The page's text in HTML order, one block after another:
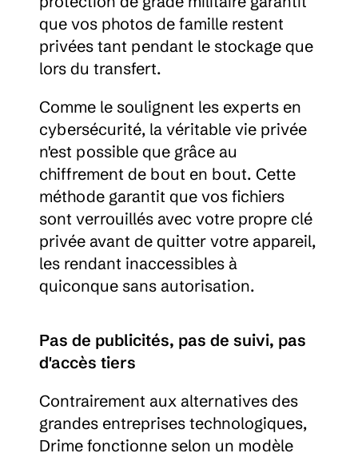
que vos photos de famille restent
privées tant pendant le stockage que
lors du transfert.
Comme le soulignent les experts en
cybersécurité, la véritable vie privée
n'est possible que grâce au
chiffrement de bout en bout. Cette
méthode garantit que vos fichiers
sont verrouillés avec votre propre clé
privée avant de quitter votre appareil,
les rendant inaccessibles à
quiconque sans autorisation.
Pas de publicités, pas de suivi, pas
d'accès tiers
Contrairement aux alternatives des
grandes entreprises technologiques,
Drime fonctionne selon un modèle